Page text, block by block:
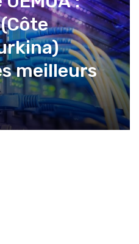
meilleurs